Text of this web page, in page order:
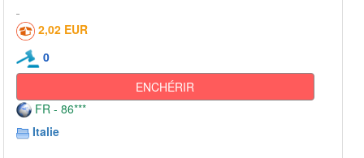
2,02 EUR
0
ENCHÉRIR
FR - 86***
Italie